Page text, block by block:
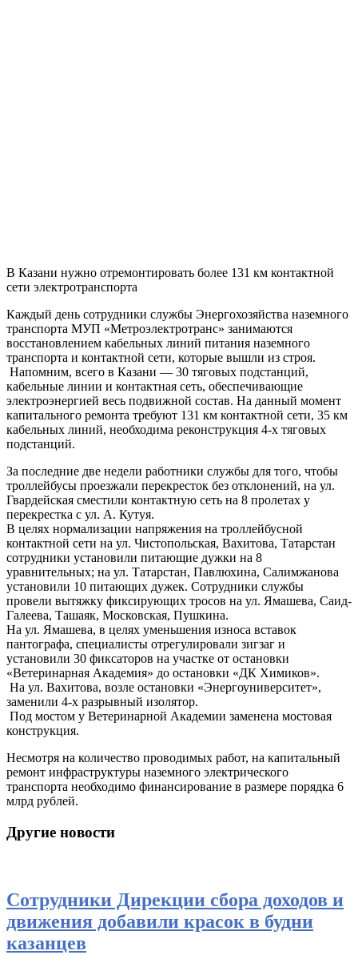
В Казани нужно отремонтировать более 131 км контактной
сети электротранспорта
Каждый день сотрудники службы Энергохозяйства наземного
транспорта МУП «Метроэлектротранс» занимаются
восстановлением кабельных линий питания наземного
транспорта и контактной сети, которые вышли из строя.
Напомним, всего в Казани — 30 тяговых подстанций,
кабельные линии и контактная сеть, обеспечивающие
электроэнергией весь подвижной состав. На данный момент
капитального ремонта требуют 131 км контактной сети, 35 км
кабельных линий, необходима реконструкция 4-х тяговых
подстанций.
За последние две недели работники службы для того, чтобы
троллейбусы проезжали перекресток без отклонений, на ул.
Гвардейская сместили контактную сеть на 8 пролетах у
перекрестка с ул. А. Кутуя.
В целях нормализации напряжения на троллейбусной
контактной сети на ул. Чистопольская, Вахитова, Татарстан
сотрудники установили питающие дужки на 8
уравнительных; на ул. Татарстан, Павлюхина, Салимжанова
установили 10 питающих дужек. Сотрудники службы
провели вытяжку фиксирующих тросов на ул. Ямашева, Саид-
Галеева, Ташаяк, Московская, Пушкина.
На ул. Ямашева, в целях уменьшения износа вставок
пантографа, специалисты отрегулировали зигзаг и
установили 30 фиксаторов на участке от остановки
«Ветеринарная Академия» до остановки «ДК Химиков».
На ул. Вахитова, возле остановки «Энергоуниверситет»,
заменили 4-х разрывный изолятор.
Под мостом у Ветеринарной Академии заменена мостовая
конструкция.
Несмотря на количество проводимых работ, на капитальный
ремонт инфраструктуры наземного электрического
транспорта необходимо финансирование в размере порядка 6
млрд рублей.
Другие новости
Сотрудники Дирекции сбора доходов и
движения добавили красок в будни
казанцев